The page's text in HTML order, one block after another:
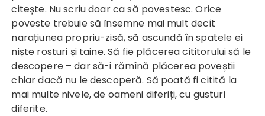
citește. Nu scriu doar ca să povestesc. Orice
poveste trebuie să însemne mai mult decît
narațiunea propriu-zisă, să ascundă în spatele ei
niște rosturi și taine. Să fie plăcerea cititorului să le
descopere – dar să-i rămînă plăcerea poveștii
chiar dacă nu le descoperă. Să poată fi citită la
mai multe nivele, de oameni diferiți, cu gusturi
diferite.